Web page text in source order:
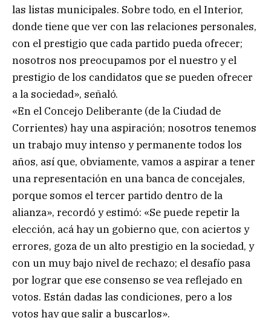
las listas municipales. Sobre todo, en el Interior,
donde tiene que ver con las relaciones personales,
con el prestigio que cada partido pueda ofrecer;
nosotros nos preocupamos por el nuestro y el
prestigio de los candidatos que se pueden ofrecer
a la sociedad», señaló.
«En el Concejo Deliberante (de la Ciudad de
Corrientes) hay una aspiración; nosotros tenemos
un trabajo muy intenso y permanente todos los
años, así que, obviamente, vamos a aspirar a tener
una representación en una banca de concejales,
porque somos el tercer partido dentro de la
alianza», recordó y estimó: «Se puede repetir la
elección, acá hay un gobierno que, con aciertos y
errores, goza de un alto prestigio en la sociedad, y
con un muy bajo nivel de rechazo; el desafío pasa
por lograr que ese consenso se vea reflejado en
votos. Están dadas las condiciones, pero a los
votos hay que salir a buscarlos».